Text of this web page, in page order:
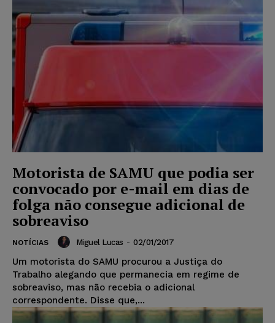
Motorista de SAMU que podia ser
convocado por e-mail em dias de
folga não consegue adicional de
sobreaviso
NOTÍCIAS Miguel Lucas - 02/01/2017
Um motorista do SAMU procurou a Justiça do
Trabalho alegando que permanecia em regime de
sobreaviso, mas não recebia o adicional
correspondente. Disse que,...